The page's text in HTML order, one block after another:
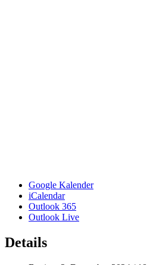
Google Kalender
iCalendar
Outlook 365
Outlook Live
Details